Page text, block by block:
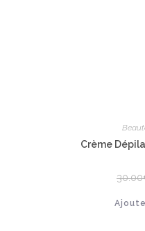
Crème
30.00